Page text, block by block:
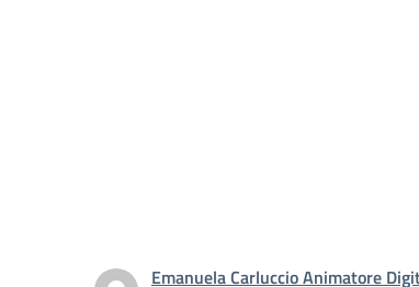
Emanuela Carluccio Animatore